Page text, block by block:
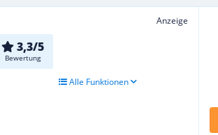
Anzeige
3,3/5
Bewertung
Alle Funktionen